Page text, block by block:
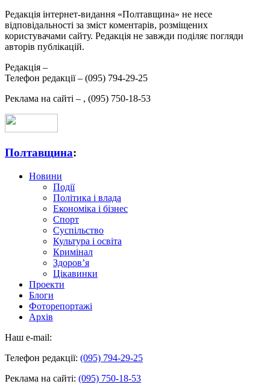
Редакція інтернет-видання «Полтавщина» не несе
відповідальності за зміст коментарів, розміщених
користувачами сайту. Редакція не завжди поділяє погляди
авторів публікацій.
Редакція –
Телефон редакції – (095) 794-29-25
Реклама на сайті – , (095) 750-18-53
Полтавщина:
Новини
Події
Політика і влада
Економіка і бізнес
Спорт
Суспільство
Культура і освіта
Кримінал
Здоров’я
Цікавинки
Проекти
Блоги
Фоторепортажі
Архів
Наш e-mail:
Телефон редакції: (095) 794-29-25
Реклама на сайті: (095) 750-18-53